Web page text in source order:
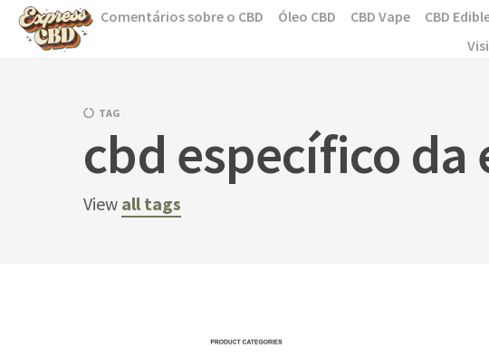
Skip
Comentários sobre o CBD Óleo CBD CBD Vape CBD
TAG
cbd específico da
View all tags